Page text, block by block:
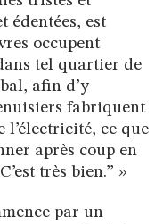
édentées, est
occupent
tel quartier de
afin d’y
fabriquent
l’électricité, ce que
après coup en
très bien.” »
par un